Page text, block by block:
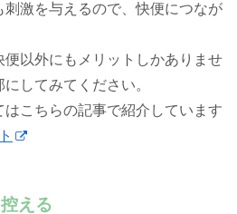
激を与えるので、快便につなが
便以外にもメリットしかありませ
してみてください。
こちらの記事で紹介しています
える